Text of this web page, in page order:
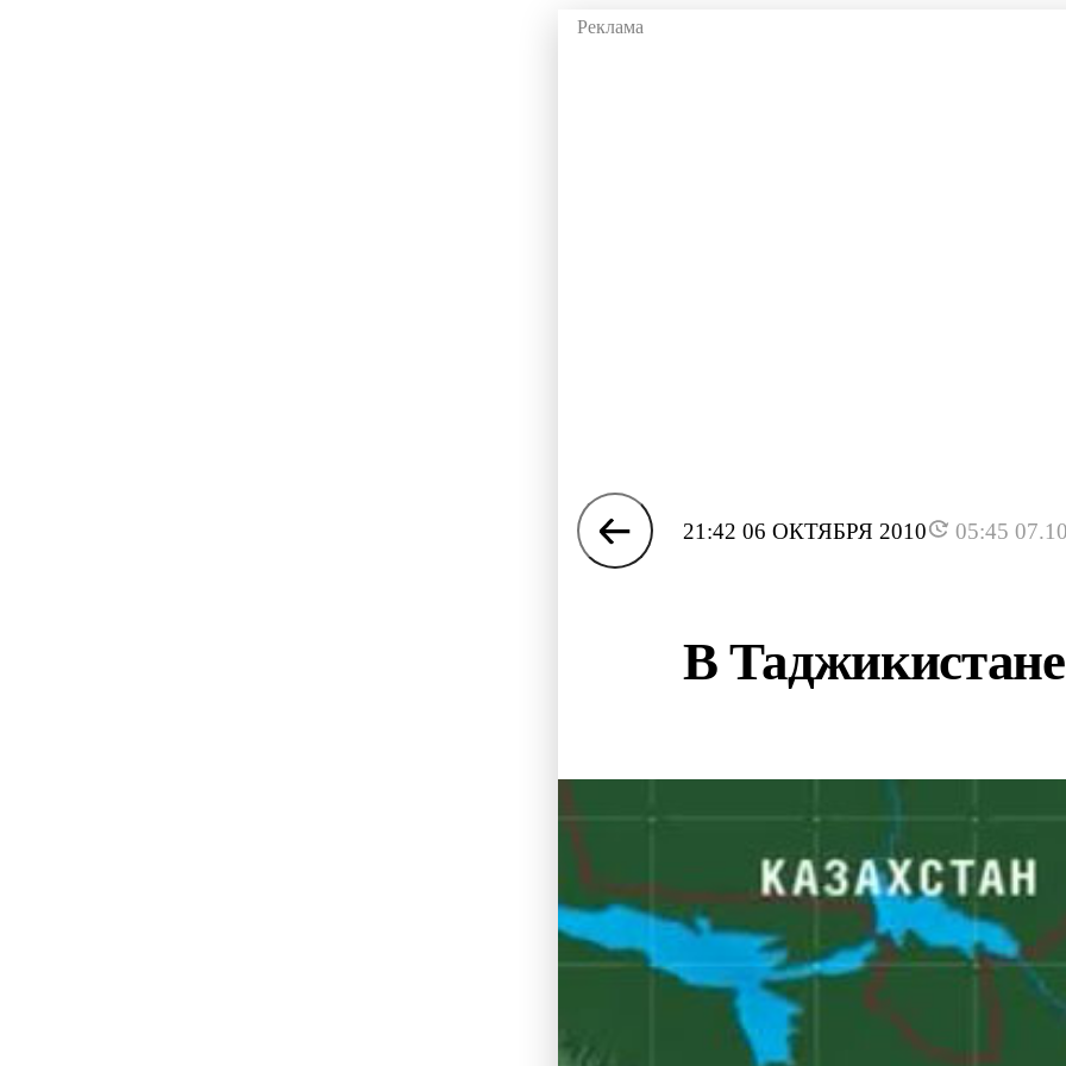
21:42 06 ОКТЯБРЯ 2010 05:45
В